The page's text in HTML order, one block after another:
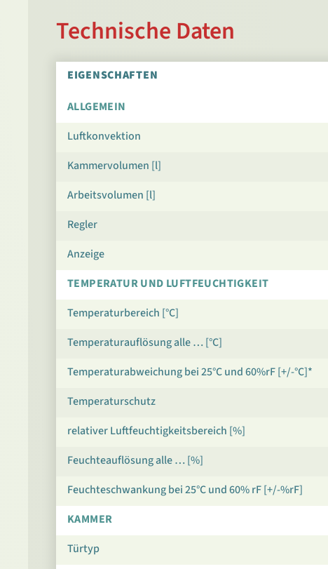
Technische Daten
EIGENSCHAFTEN
ALLGEMEIN
Luftkonvektion
Kammervolumen [l]
Arbeitsvolumen [l]
Regler
Anzeige
TEMPERATUR UND LUFTFEUCHTIGKEIT
Temperaturbereich [°C]
Temperaturauflösung alle … [°C]
Temperaturabweichung bei 25°C und 60%rF [+/-°C]*
Temperaturschutz
relativer Luftfeuchtigkeitsbereich [%]
Feuchteauflösung alle … [%]
Feuchteschwankung bei 25°C und 60% rF [+/-%rF]
KAMMER
Türtyp